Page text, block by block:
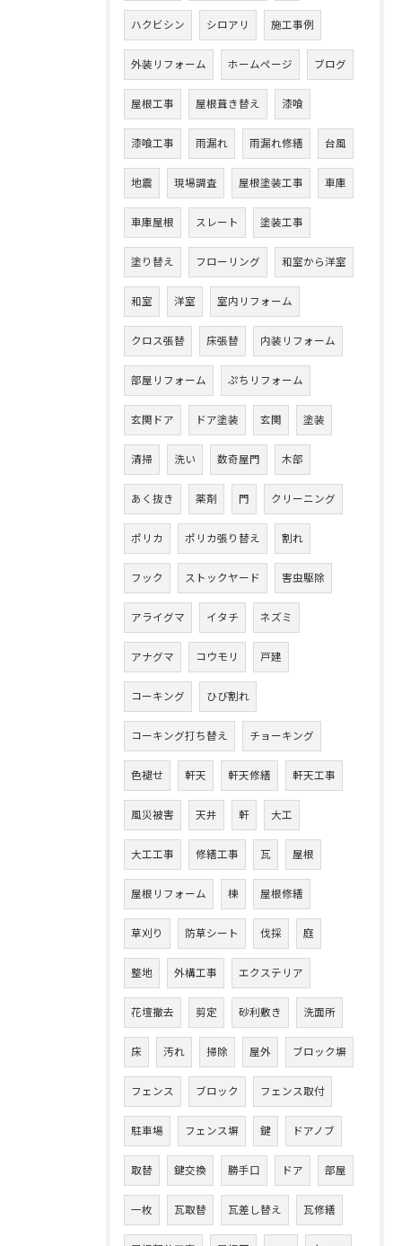
ハクビシン シロアリ 施工事例
外装リフォーム ホームページ ブログ
屋根工事 屋根葺き替え 漆喰
漆喰工事 雨漏れ 雨漏れ修繕 台風
地震 現場調査 屋根塗装工事 車庫
車庫屋根 スレート 塗装工事
塗り替え フローリング 和室から洋室
和室 洋室 室内リフォーム
クロス張替 床張替 内装リフォーム
部屋リフォーム ぷちリフォーム
玄関ドア ドア塗装 玄関 塗装
清掃 洗い 数奇屋門 木部
あく抜き 薬剤 門 クリーニング
ポリカ ポリカ張り替え 割れ
フック ストックヤード 害虫駆除
アライグマ イタチ ネズミ
アナグマ コウモリ 戸建
コーキング ひび割れ
コーキング打ち替え チョーキング
色褪せ 軒天 軒天修繕 軒天工事
風災被害 天井 軒 大工
大工工事 修繕工事 瓦 屋根
屋根リフォーム 棟 屋根修繕
草刈り 防草シート 伐採 庭
整地 外構工事 エクステリア
花壇撤去 剪定 砂利敷き 洗面所
床 汚れ 掃除 屋外 ブロック塀
フェンス ブロック フェンス取付
駐車場 フェンス塀 鍵 ドアノブ
取替 鍵交換 勝手口 ドア 部屋
一枚 瓦取替 瓦差し替え 瓦修繕